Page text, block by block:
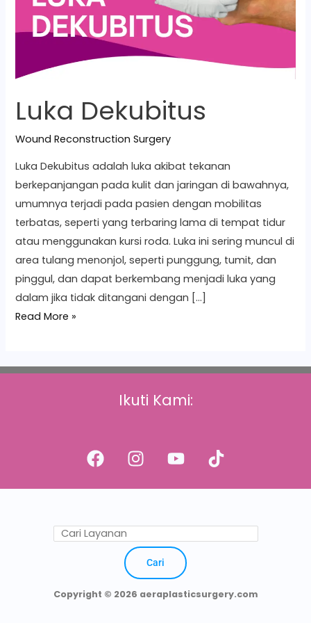
Luka Dekubitus
Wound Reconstruction Surgery
Luka Dekubitus adalah luka akibat tekanan
berkepanjangan pada kulit dan jaringan di bawahnya,
umumnya terjadi pada pasien dengan mobilitas
terbatas, seperti yang terbaring lama di tempat tidur
atau menggunakan kursi roda. Luka ini sering muncul di
area tulang menonjol, seperti punggung, tumit, dan
pinggul, dan dapat berkembang menjadi luka yang
dalam jika tidak ditangani dengan […]
Read More »
Ikuti Kami:
Cari
Copyright © 2026 aeraplasticsurgery.com